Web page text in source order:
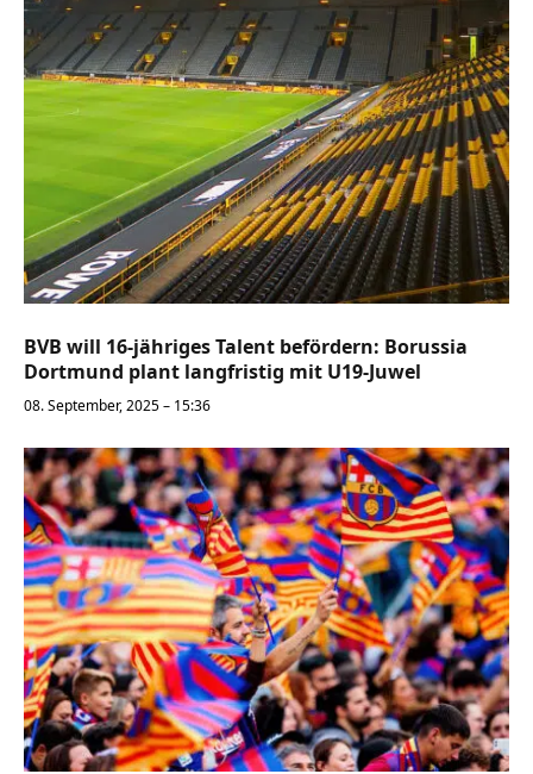
BVB will 16-jähriges Talent befördern: Borussia
Dortmund plant langfristig mit U19-Juwel
08. September, 2025 – 15:36